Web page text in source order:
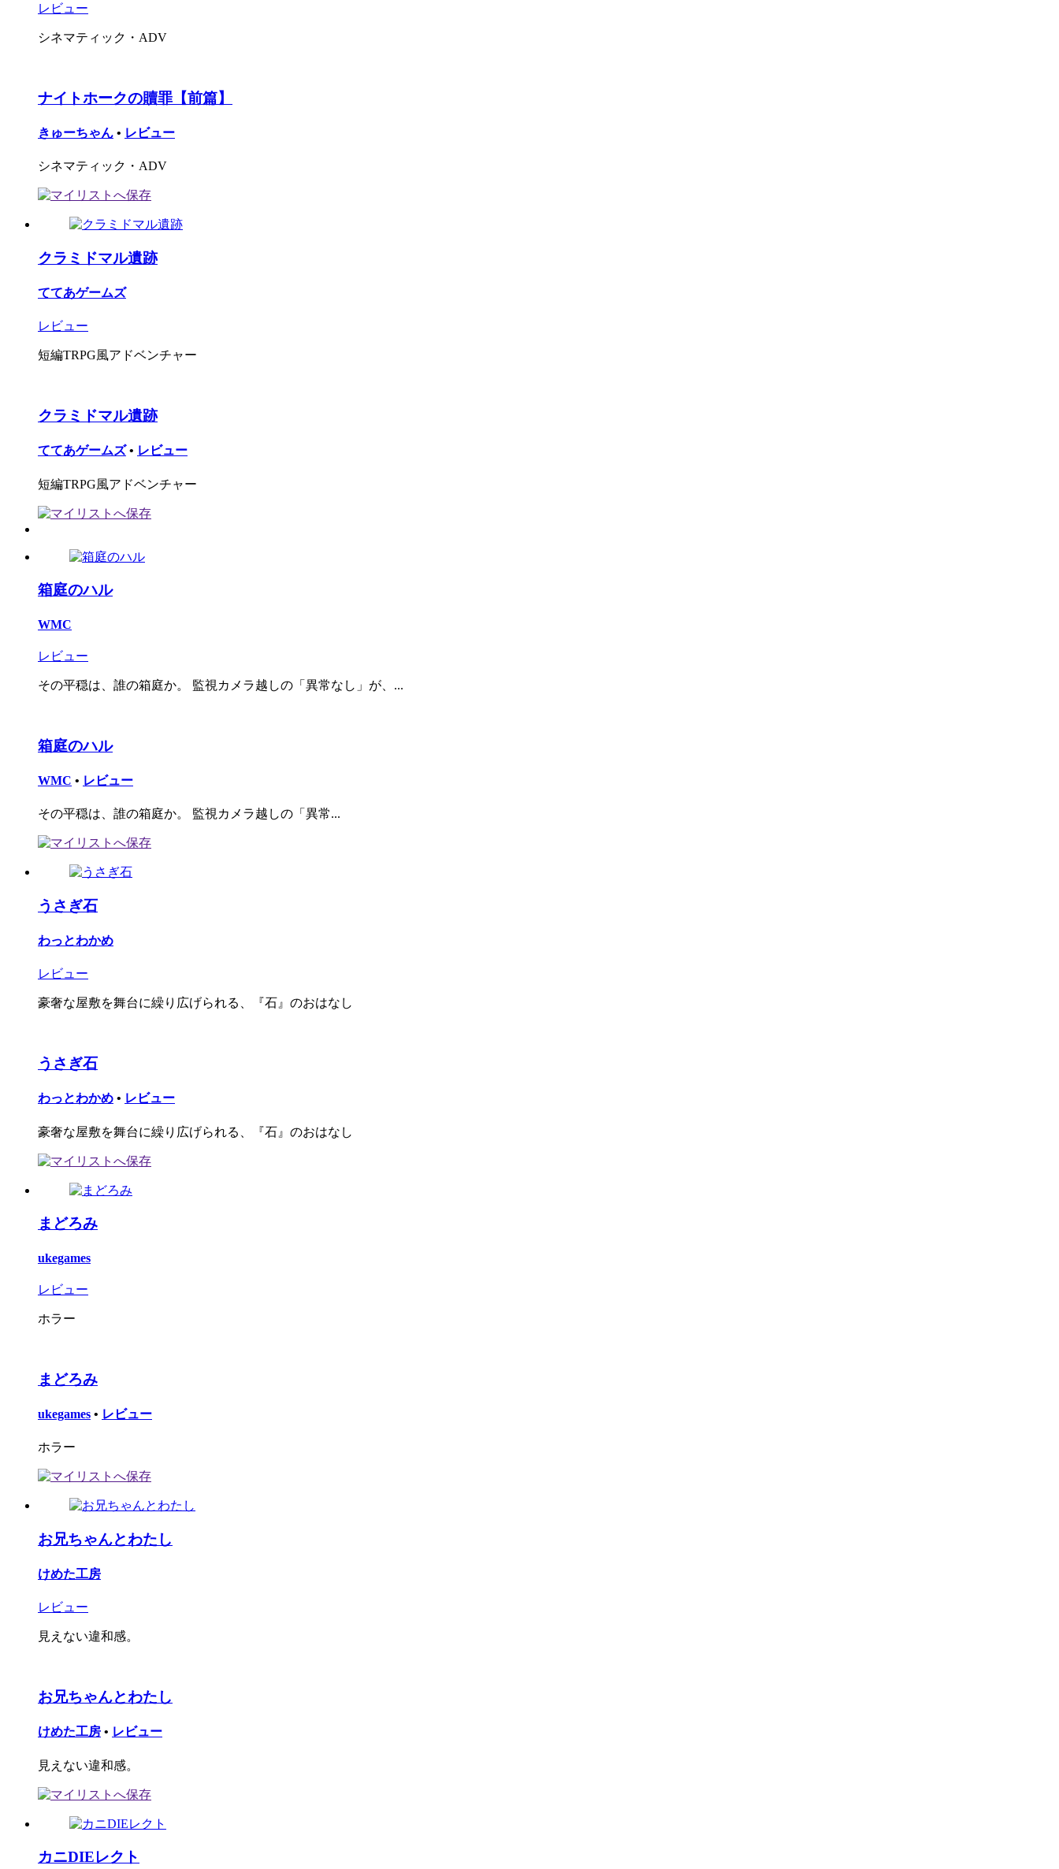
レビュー
シネマティック・ADV
ナイトホークの贖罪【前篇】
きゅーちゃん • レビュー
シネマティック・ADV
クラミドマル遺跡
ててあゲームズ
レビュー
短編TRPG風アドベンチャー
クラミドマル遺跡
ててあゲームズ • レビュー
短編TRPG風アドベンチャー
箱庭のハル
WMC
レビュー
その平穏は、誰の箱庭か。 監視カメラ越しの「異常なし」が、...
箱庭のハル
WMC • レビュー
その平穏は、誰の箱庭か。 監視カメラ越しの「異常...
うさぎ石
わっとわかめ
レビュー
豪奢な屋敷を舞台に繰り広げられる、『石』のおはなし
うさぎ石
わっとわかめ • レビュー
豪奢な屋敷を舞台に繰り広げられる、『石』のおはなし
まどろみ
ukegames
レビュー
ホラー
まどろみ
ukegames • レビュー
ホラー
お兄ちゃんとわたし
けめた工房
レビュー
見えない違和感。
お兄ちゃんとわたし
けめた工房 • レビュー
見えない違和感。
カニDIEレクト